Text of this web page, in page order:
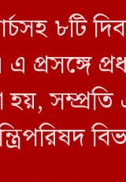
৮টি
প্রসঙ্গে
সম্প্রতি